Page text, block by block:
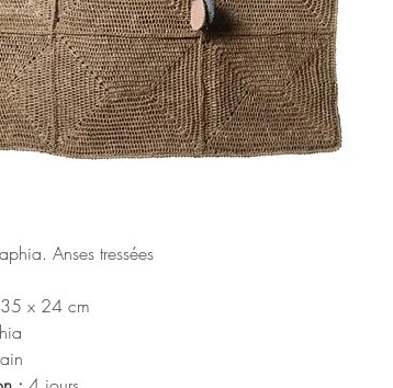
Anses tressées
x 24 cm